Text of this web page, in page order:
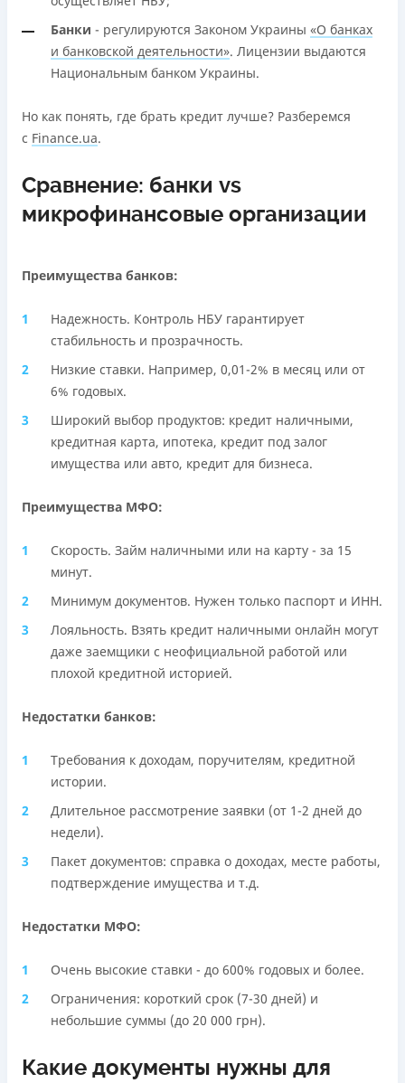
Банки - регулируются Законом Украины «О банках
и банковской деятельности». Лицензии выдаются
Национальным банком Украины.
Но как понять, где брать кредит лучше? Разберемся
с Finance.ua.
Сравнение: банки vs
микрофинансовые организации
Преимущества банков:
Надежность. Контроль НБУ гарантирует
стабильность и прозрачность.
Низкие ставки. Например, 0,01-2% в месяц или от
6% годовых.
Широкий выбор продуктов: кредит наличными,
кредитная карта, ипотека, кредит под залог
имущества или авто, кредит для бизнеса.
Преимущества МФО:
Скорость. Займ наличными или на карту - за 15
минут.
Минимум документов. Нужен только паспорт и ИНН.
Лояльность. Взять кредит наличными онлайн могут
даже заемщики с неофициальной работой или
плохой кредитной историей.
Недостатки банков:
Требования к доходам, поручителям, кредитной
истории.
Длительное рассмотрение заявки (от 1-2 дней до
недели).
Пакет документов: справка о доходах, месте работы,
подтверждение имущества и т.д.
Недостатки МФО:
Очень высокие ставки - до 600% годовых и более.
Ограничения: короткий срок (7-30 дней) и
небольшие суммы (до 20 000 грн).
Какие документы нужны для